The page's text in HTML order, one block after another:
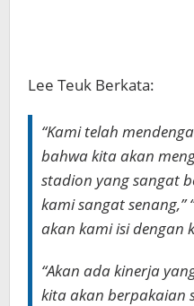
Lee Teuk Berkata:
“Kami telah
bahwa kita akan
stadion yang sangat
kami sangat senang,”
akan kami isi dengan
“Akan ada kinerja
kita akan berpakaian